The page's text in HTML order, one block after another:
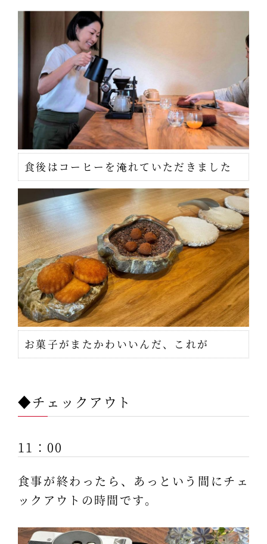
食後はコーヒーを淹れていただきました
お菓子がまたかわいいんだ、これが
◆チェックアウト
11：00
食事が終わったら、あっという間にチェ
ックアウトの時間です。